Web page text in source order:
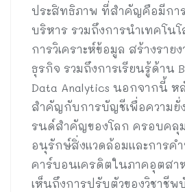
ประสิทธิภาพ ที่สำคัญคือมีกา
บริหาร รวมถึงการนำเทคโน
การวิเคราะห์ข้อมูล สร้างรา
ธุรกิจ รวมถึงการเรียนรู้ด้าน
Data Analytics นอกจากนี้ ห
สำคัญกับการบัญชีเพื่อความยั่
รนด์สำคัญของโลก ครอบคลุ
อนุรักษ์สิ่งแวดล้อมและการ
คาร์บอนเครดิตในภาคอุตสา
เห็นถึงการปรับตัวของวิชาชี